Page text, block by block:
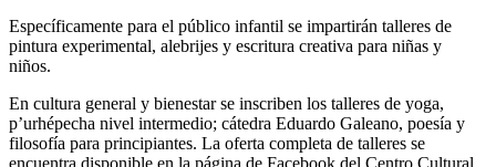
Específicamente para el público infantil se impartirán talleres de
pintura experimental, alebrijes y escritura creativa para niñas y
niños.
En cultura general y bienestar se inscriben los talleres de yoga,
p’urhépecha nivel intermedio; cátedra Eduardo Galeano, poesía y
filosofía para principiantes. La oferta completa de talleres se